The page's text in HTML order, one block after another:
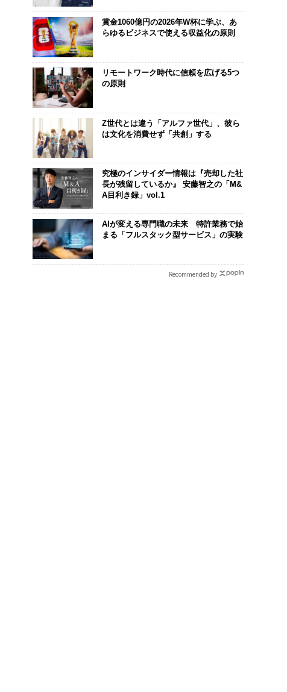
賞金1060億円の2026年W杯に学ぶ、あ
らゆるビジネスで使える収益化の原則
リモートワーク時代に信頼を広げる5つ
の原則
Z世代とは違う「アルファ世代」、彼ら
は文化を消費せず「共創」する
究極のインサイダー情報は『売却した社
長が残留しているか』 安藤智之の「M&
A目利き録」vol.1
AIが変える専門職の未来 特許業務で始
まる「フルスタック型サービス」の実験
Recommended by